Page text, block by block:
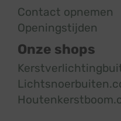
Contact opnemen
Openingstijden
Onze shops